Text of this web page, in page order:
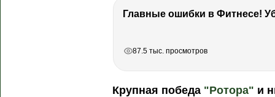
87.5 тыс. просмотров
Крупная победа "Ротора" и